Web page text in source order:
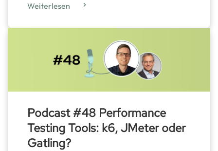
Weiterlesen
Podcast #48 Performance
Testing Tools: k6, JMeter oder
Gatling?